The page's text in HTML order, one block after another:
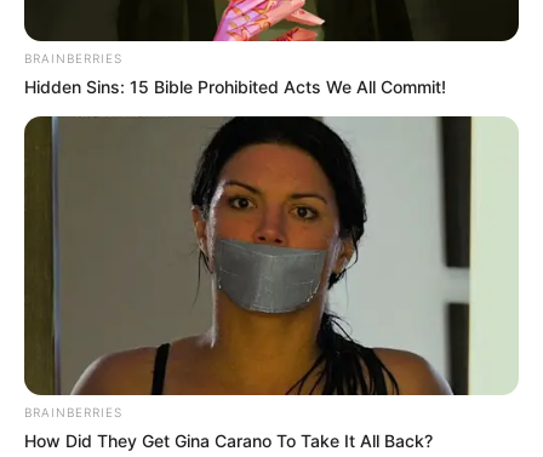
Rating
Musik
BRAINBERRIES
Hidden Sins: 15 Bible Prohibited Acts We All Commit!
BRAINBERRIES
How Did They Get Gina Carano To Take It All Back?